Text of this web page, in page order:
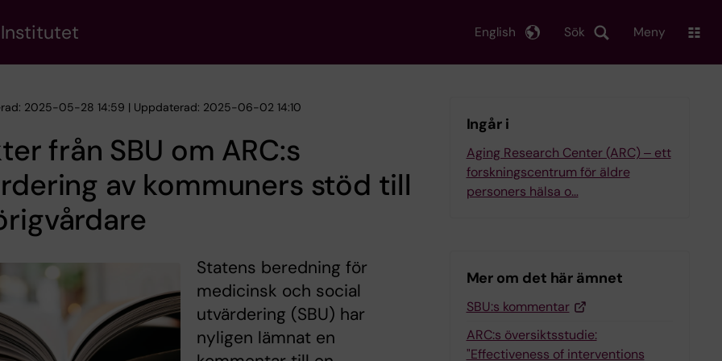
Sök
English Meny
2025-05-28 14:59 | Uppdaterad: 2025-06-02 14:10
från SBU om ARC:s
av kommuners stöd till
Statens beredning för
medicinsk och social
utvärdering (SBU) har
nyligen lämnat en
Ingår i
Aging Research Center (ARC) ‒ ett
forskningscentrum för äldre
personers hälsa o…
Mer om det här ämnet
SBU:s kommentar
ARC:s översiktsstudie:
"Effectiveness of interventions